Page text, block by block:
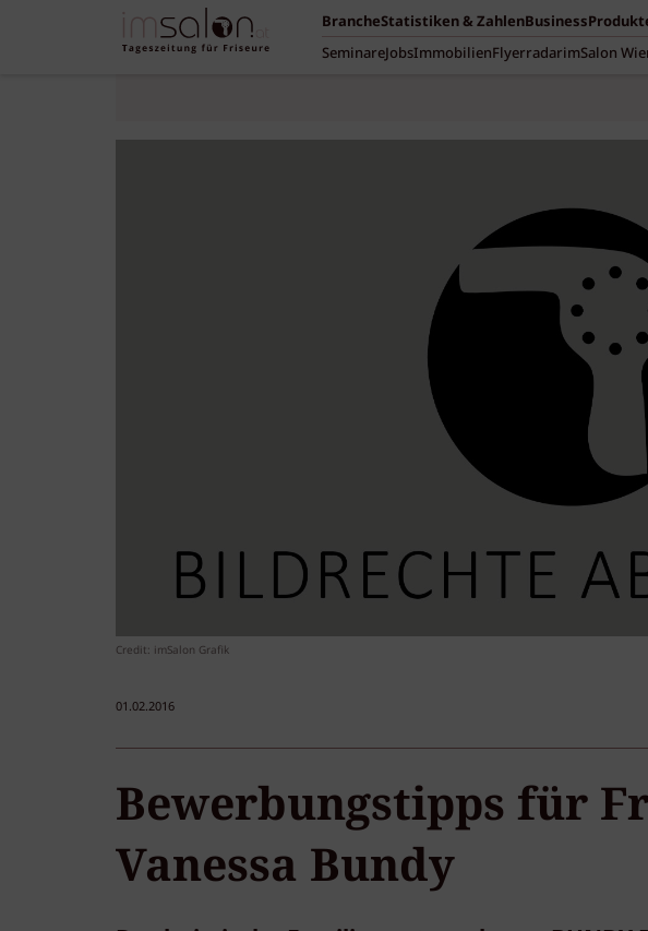
BrancheStatistiken & ZahlenBusiness
SeminareJobsImmobilienFlyerradarimSalon
Credit: imSalon Grafik
01.02.2016
Bewerbungstipps für
Vanessa Bundy